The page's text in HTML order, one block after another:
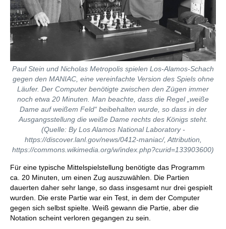
Paul Stein und Nicholas Metropolis spielen Los-Alamos-Schach
gegen den MANIAC, eine vereinfachte Version des Spiels ohne
Läufer. Der Computer benötigte zwischen den Zügen immer
noch etwa 20 Minuten. Man beachte, dass die Regel „weiße
Dame auf weißem Feld“ beibehalten wurde, so dass in der
Ausgangsstellung die weiße Dame rechts des Königs steht.
(Quelle: By Los Alamos National Laboratory -
https://discover.lanl.gov/news/0412-maniac/, Attribution,
https://commons.wikimedia.org/w/index.php?curid=133903600)
Für eine typische Mittelspielstellung benötigte das Programm
ca. 20 Minuten, um einen Zug auszuwählen. Die Partien
dauerten daher sehr lange, so dass insgesamt nur drei gespielt
wurden. Die erste Partie war ein Test, in dem der Computer
gegen sich selbst spielte. Weiß gewann die Partie, aber die
Notation scheint verloren gegangen zu sein.